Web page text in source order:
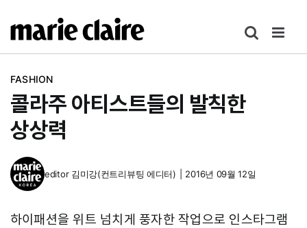
텐
FASHION
콜라주 아티스트들의 발칙한
상상력
editor 김미강(컨트리뷰팅 에디터) 2016년 09월 12일
하이패션을 위트 넘치게 풍자한 작업으로 인스타그램